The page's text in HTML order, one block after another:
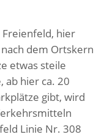
Freienfeld, hier
dem Ortskern
etwas steile
ab hier ca. 20
gibt, wird
Linie Nr. 308